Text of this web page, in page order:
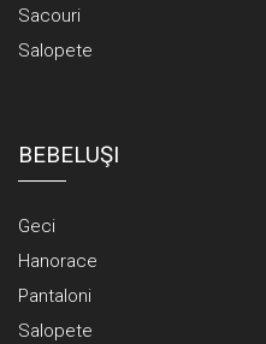
Sacouri
Salopete
BEBELUŞI
Geci
Hanorace
Pantaloni
Salopete